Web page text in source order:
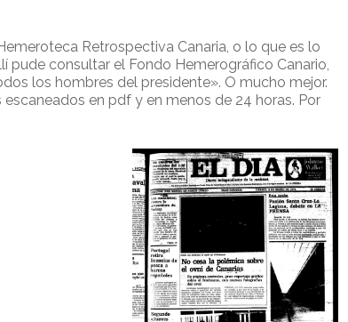
Retrospectiva Canaria, o lo que es lo
pude consultar el Fondo Hemerográfico Canario,
los hombres del presidente». O mucho mejor.
en pdf y en menos de 24 horas. Por